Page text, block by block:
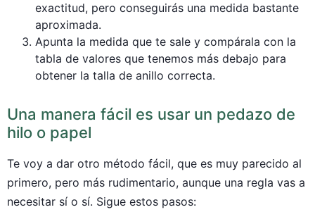
exactitud, pero conseguirás una medida bastante
aproximada.
Apunta la medida que te sale y compárala con la
tabla de valores que tenemos más debajo para
obtener la talla de anillo correcta.
Una manera fácil es usar un pedazo de
hilo o papel
Te voy a dar otro método fácil, que es muy parecido al
primero, pero más rudimentario, aunque una regla vas a
necesitar sí o sí. Sigue estos pasos: